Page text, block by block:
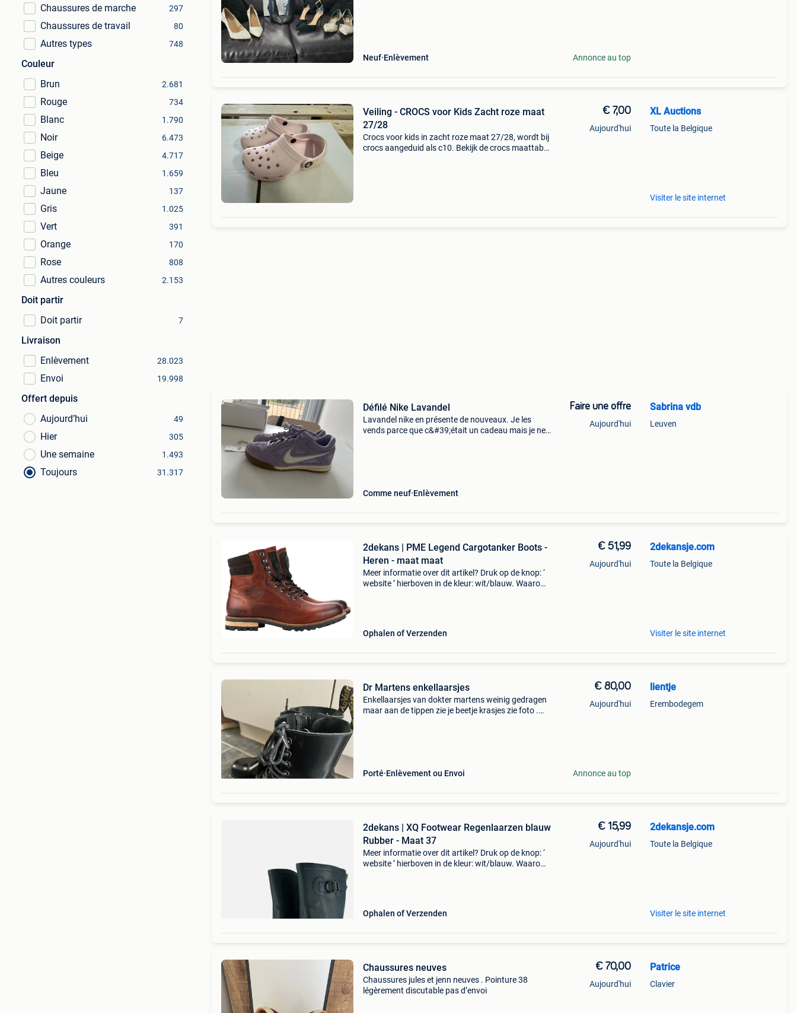
Chaussures de marche 297
Chaussures de travail 80
Autres types 748
Couleur
Brun
2.681
Rouge 734
Blanc 1.790
Noir 6.473
Beige 4.717
Bleu 1.659
Jaune 137
Gris 1.025
Vert 391
Orange 170
Rose 808
Autres couleurs 2.153
Doit partir
Doit partir
7
Livraison
Enlèvement
28.023
Envoi 19.998
Offert depuis
Aujourd’hui
49
Hier 305
Une semaine 1.493
Toujours 31.317
Neuf Enlèvement Annonce au top
Veiling - CROCS voor Kids Zacht roze maat
27/28
Crocs voor kids in zacht roze maat 27/28, wordt bij
crocs aangeduid als c10. Bekijk de crocs maattabel
€ 7,00
Aujourd'hui
XL Auctions
Toute la Belgique
Visiter le site internet
Défilé Nike Lavandel
Lavandel nike en présente de nouveaux. Je les
vends parce que c&#39;était un cadeau mais je ne
Comme neuf Enlèvement
Faire une offre
Aujourd'hui
Sabrina vdb
Leuven
2dekans | PME Legend Cargotanker Boots -
Heren - maat maat
Meer informatie over dit artikel? Druk op de knop: ‘
website ’ hierboven in de kleur: wit/blauw. Waarom
Ophalen of Verzenden
€ 51,99
Aujourd'hui
2dekansje.com
Toute la Belgique
Visiter le site internet
Dr Martens enkellaarsjes
Enkellaarsjes van dokter martens weinig gedragen
maar aan de tippen zie je beetje krasjes zie foto .
Porté Enlèvement ou Envoi
€ 80,00
Aujourd'hui
Annonce au top
lientje
Erembodegem
2dekans | XQ Footwear Regenlaarzen blauw
Rubber - Maat 37
Meer informatie over dit artikel? Druk op de knop: ‘
website ’ hierboven in de kleur: wit/blauw. Waarom
Ophalen of Verzenden
€ 15,99
Aujourd'hui
2dekansje.com
Toute la Belgique
Visiter le site internet
Chaussures neuves
Chaussures jules et jenn neuves . Pointure 38
légèrement discutable pas d’envoi
€ 70,00
Aujourd'hui
Patrice
Clavier